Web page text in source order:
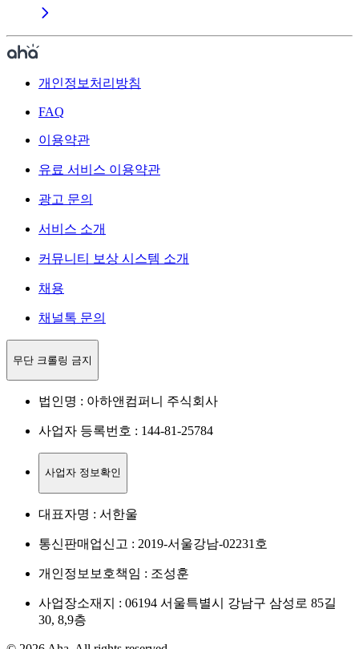
개인정보처리방침
FAQ
이용약관
유료 서비스 이용약관
광고 문의
서비스 소개
커뮤니티 보상 시스템 소개
채용
채널톡 문의
무단 크롤링 금지
법인명 : 아하앤컴퍼니 주식회사
사업자 등록번호 : 144-81-25784
사업자 정보확인
대표자명 : 서한울
통신판매업신고 : 2019-서울강남-02231호
개인정보보호책임 : 조성훈
사업장소재지 : 06194 서울특별시 강남구 삼성로 85길
30, 8,9층